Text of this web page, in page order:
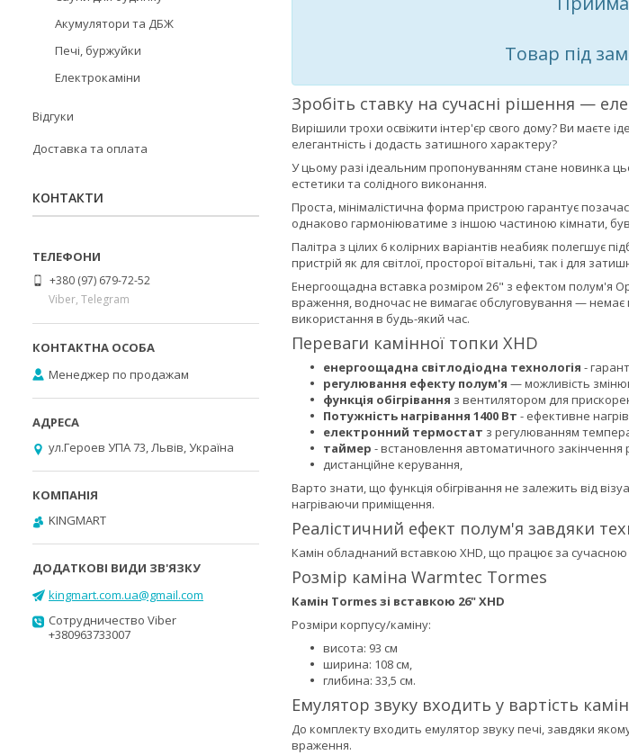
Товар під
Зробіть ставку на сучасні рішення —
Вирішили трохи освіжити інтер'єр свого дому? Ви маєте
елегантність і додасть затишного характеру?
У цьому разі ідеальним пропонуванням стане новинка
естетики та солідного виконання.
Проста, мінімалістична форма пристрою гарантує
однаково гармоніюватиме з іншою частиною кімнати,
Палітра з цілих 6 колірних варіантів неабияк полегшує
пристрій як для світлої, просторої вітальні, так і для
Енергоощадна вставка розміром 26" з ефектом полум'я
враження, водночас не вимагає обслуговування —
використання в будь-який час.
Переваги камінної топки XHD
енергоощадна світлодіодна технологія -
регулювання ефекту полум'я — можливість
функція обігрівання з вентилятором для
Потужність нагрівання 1400 Вт - ефективне
електронний термостат з регулюванням
таймер - встановлення автоматичного закінчення
дистанційне керування,
Варто знати, що функція обігрівання не залежить від
нагріваючи приміщення.
Реалістичний ефект полум'я завдяки
Камін обладнаний вставкою XHD, що працює за
Розмір каміна Warmtec Tormes
Камін Tormes зі вставкою 26" XHD
Розміри корпусу/каміну:
висота: 93 см
ширина: 108 см,
глибина: 33,5 см.
Емулятор звуку входить у вартість
До комплекту входить емулятор звуку печі, завдяки
враження.
Акумулятори та ДБЖ
Печі, буржуйки
Електрокаміни
Відгуки
Доставка та оплата
КОНТАКТИ
+380 (97) 679-72-52
Viber, Telegram
Менеджер по продажам
ул.Героев УПА 73, Львів, Україна
KINGMART
kingmart.com.ua@gmail.com
Сотрудничество Viber
+380963733007